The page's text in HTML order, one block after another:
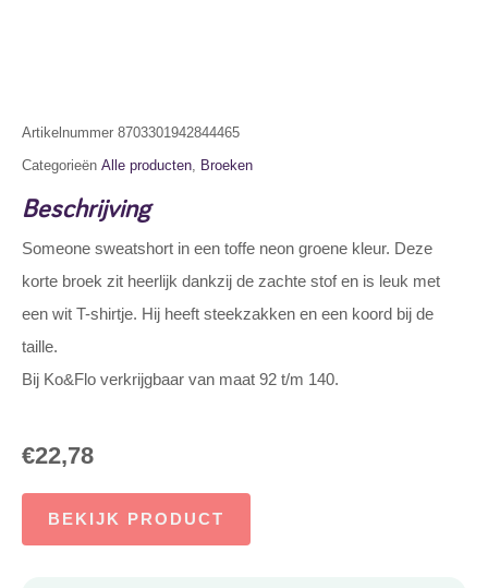
Artikelnummer 8703301942844465
Categorieën Alle producten, Broeken
Beschrijving
Someone sweatshort in een toffe neon groene kleur. Deze
korte broek zit heerlijk dankzij de zachte stof en is leuk met
een wit T-shirtje. Hij heeft steekzakken en een koord bij de
taille.
Bij Ko&Flo verkrijgbaar van maat 92 t/m 140.
€22,78
BEKIJK PRODUCT